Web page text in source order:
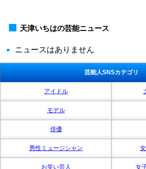
天津いちはの芸能ニュース
ニュースはありません
芸能人SNSカテゴリ
アイドル
モデル
俳優
男性ミュージシャン
お笑い芸人 女